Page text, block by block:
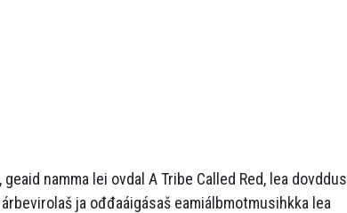
namma lei ovdal A Tribe Called Red, lea dovddus
ja ođđaáigásaš eamiálbmotmusihkka lea